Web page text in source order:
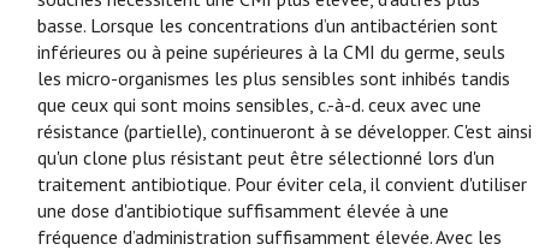
basse. Lorsque les concentrations d’un antibactérien sont
inférieures ou à peine supérieures à la CMI du germe, seuls
les micro-organismes les plus sensibles sont inhibés tandis
que ceux qui sont moins sensibles, c.-à-d. ceux avec une
résistance (partielle), continueront à se développer. C'est ainsi
qu'un clone plus résistant peut être sélectionné lors d'un
traitement antibiotique. Pour éviter cela, il convient d'utiliser
une dose d'antibiotique suffisamment élevée à une
fréquence d’administration suffisamment élevée. Avec les